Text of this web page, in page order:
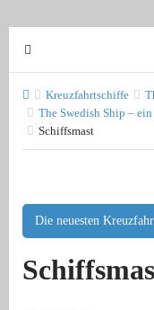
T
o
g
g
i
g
Kreuzfahrtschiffe
The Swedish Ship –
Schiffsmast
Die neuesten